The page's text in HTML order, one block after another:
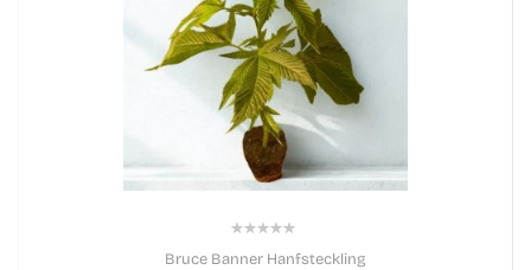
Bruce Banner Hanfsteckling